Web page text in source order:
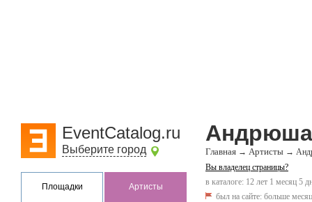
EventCatalog.ru
Выберите город
Площадки Артисты
Андрюша
Главная → Артисты →
Вы владелец страницы?
в каталоге: 12 лет 1 месяц 5
был на сайте: больше